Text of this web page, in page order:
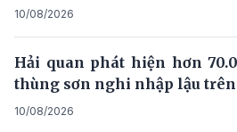
10/08/2026
Hải quan phát hiện hơn
thùng sơn nghi nhập lậu
10/08/2026